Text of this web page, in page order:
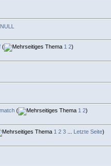
( 1 2)
( 1 2)
1 2 3 Letzte Seite)